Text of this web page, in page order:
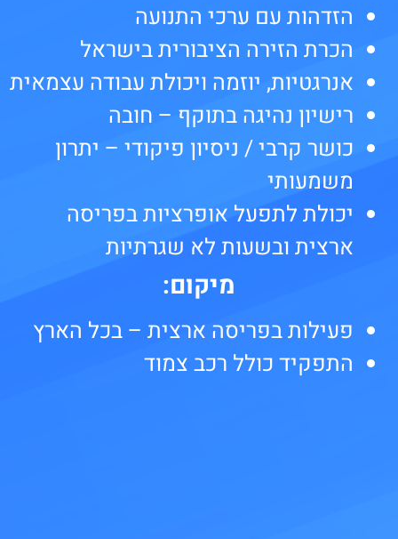
הזדהות עם ערכי התנועה
הכרת הזירה הציבורית בישראל
אנרגטיות, יוזמה ויכולת עבודה עצמאית
רישיון נהיגה בתוקף – חובה
כושר קרבי / ניסיון פיקודי – יתרון
משמעותי
יכולת לתפעל אופרציות בפריסה
ארצית ובשעות לא שגרתיות
מיקום:
פעילות בפריסה ארצית – בכל הארץ
התפקיד כולל רכב צמוד